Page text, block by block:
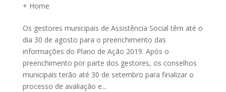
+ Home
Os gestores municipais de Assistência Social têm até o
dia 30 de agosto para o preenchimento das
informações do Plano de Ação 2019. Após o
preenchimento por parte dos gestores, os conselhos
municipais terão até 30 de setembro para finalizar o
processo de avaliação e...